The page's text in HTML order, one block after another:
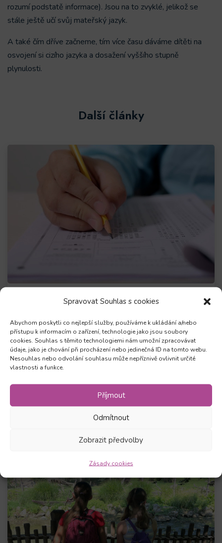
Spravovat Souhlas s cookies
Abychom poskytli co nejlepší služby, používáme k ukládání a/nebo
přístupu k informacím o zařízení, technologie jako jsou soubory
cookies. Souhlas s těmito technologiemi nám umožní zpracovávat
údaje, jako je chování při procházení nebo jedinečná ID na tomto webu.
Nesouhlas nebo odvolání souhlasu může nepříznivě ovlivnit určité
vlastnosti a funkce.
Příjmout
Odmítnout
Zobrazit předvolby
Zásady cookies
rozumí podstatě informace). Jsou na to zvyklé, jelikož se
stále ještě učí svůj mateřský jazyk.
A také čím dříve začneme, tím více času dáváme dítěti na
osvojení si cizího jazyka a dosažení vyššího stupně
plynulosti.
Další články
12. 5. 2026
Nový termín pro rok 2026 zkoušky
TOEIC Listening & Reading
Potvrďte svou angličtinu certifikátem uznávaným po
celém světě. TOEIC je ideální volbou pro práci i
kariérní růst.
Zobrazit více